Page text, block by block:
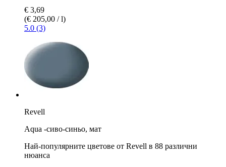
€ 3,69
(€ 205,00 / l)
5.0 (3)
Revell
Aqua -сиво-синьо, мат
Най-популярните цветове от Revell в 88 различни
нюанса